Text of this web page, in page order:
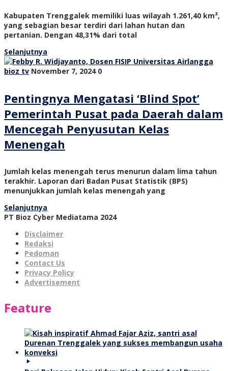
Kabupaten Trenggalek memiliki luas wilayah 1.261,40 km²,
yang sebagian besar terdiri dari lahan hutan dan
pertanian. Dengan 48,31% dari total
Selanjutnya
bioz tv November 7, 2024 0
Pentingnya Mengatasi ‘Blind Spot’
Pemerintah Pusat pada Daerah dalam
Mencegah Penyusutan Kelas
Menengah
Jumlah kelas menengah terus menurun dalam lima tahun
terakhir. Laporan dari Badan Pusat Statistik (BPS)
menunjukkan jumlah kelas menengah yang
Selanjutnya
PT Bioz Cyber Mediatama 2024
Disclaimer
Redaksi
Pedoman
Contact Us
Privacy Policy
Advertisement
Feature